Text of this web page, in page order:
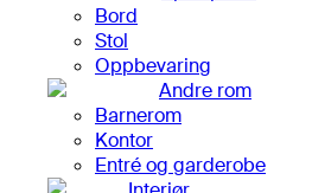
Bord
Stol
Oppbevaring
Andre rom
Barnerom
Kontor
Entré og garderobe